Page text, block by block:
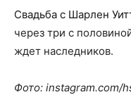
Свадьба с Шарлен
через три с
ждет наследников.
Фото: instagram.com/